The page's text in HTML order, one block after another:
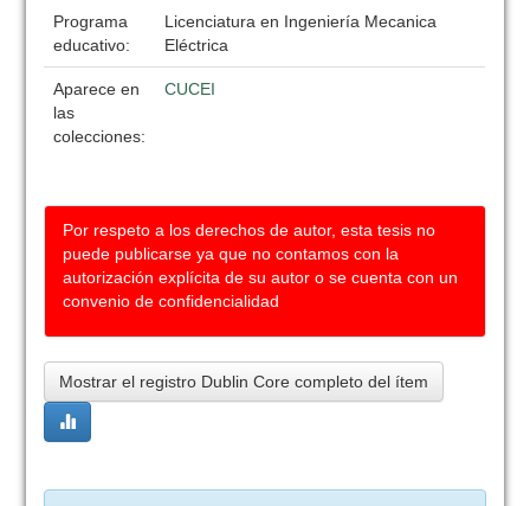
Programa
educativo:
Licenciatura en Ingeniería Mecanica
Eléctrica
Aparece en
las
colecciones:
CUCEI
Por respeto a los derechos de autor, esta tesis no
puede publicarse ya que no contamos con la
autorización explícita de su autor o se cuenta con un
convenio de confidencialidad
Mostrar el registro Dublin Core completo del ítem